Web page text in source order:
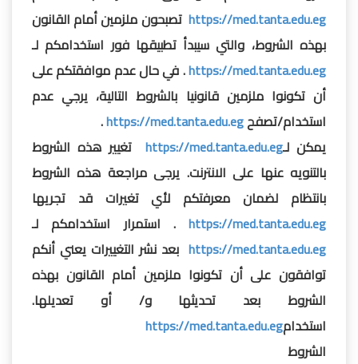
https://med.tanta.edu.eg تصبحون ملزمين أمام القانون
بهذه الشروط، والتي سيبدأ تطبيقها فور استخدامكم لـ
https://med.tanta.edu.eg. في حال عدم موافقتكم على
أن تكونوا ملزمين قانونيا بالشروط التالية، يرجي عدم
استخدام/تصفحhttps://med.tanta.edu.eg
.
يمكن لـhttps://med.tanta.edu.eg تغيير هذه الشروط
بالتنويه عنها على الانترنت. يرجى مراجعة هذه الشروط
بانتظام لضمان معرفتكم لأي تغيرات قد تجريها
https://med.tanta.edu.eg . استمرار استخدامكم لـ
https://med.tanta.edu.eg بعد نشر التغييرات يعني أنكم
توافقون على أن تكونوا ملزمين أمام القانون بهذه
الشروط بعد تحديثها و/ أو تعديلها.
استخدامhttps://med.tanta.edu.eg
الشروط